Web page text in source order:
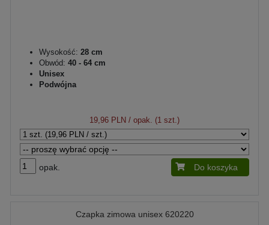
Wysokość: 28 cm
Obwód: 40 - 64 cm
Unisex
Podwójna
19,96 PLN / opak. (1 szt.)
opak. Do koszyka
Czapka zimowa unisex 620220